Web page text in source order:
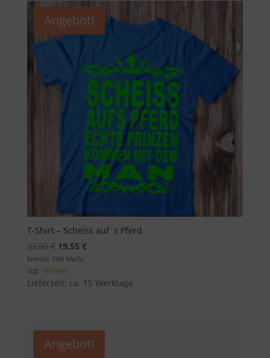
Angebot!
T-Shirt – Scheiss auf`s Pferd
23,00€ Ursprünglicher
Preis
war:
23,00 €
19,55 €Aktueller
19,55 €.
Enthält 19% MwSt.
zzgl. Versand
Lieferzeit: ca. 15 Werktage
Angebot!